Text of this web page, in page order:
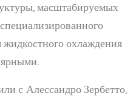
масштабируемых
охлаждения
с Алессандро Зербетто,